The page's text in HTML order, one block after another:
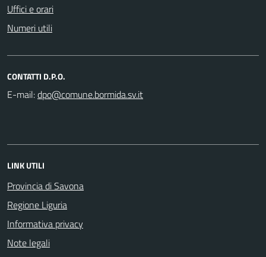
Uffici e orari
Numeri utili
CONTATTI D.P.O.
E-mail:
LINK UTILI
Provincia di Savona
Regione Liguria
Informativa privacy
Note legali